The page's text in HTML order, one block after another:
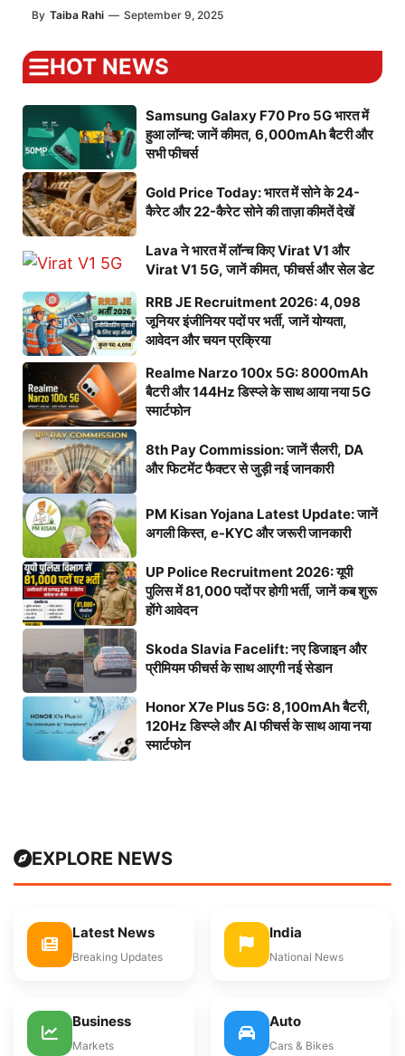
By Taiba Rahi — September 9, 2025
HOT NEWS
Samsung Galaxy F70 Pro 5G भारत में
हुआ लॉन्च: जानें कीमत, 6,000mAh बैटरी और
सभी फीचर्स
Gold Price Today: भारत में सोने के 24-
कैरेट और 22-कैरेट सोने की ताज़ा कीमतें देखें
Lava ने भारत में लॉन्च किए Virat V1 और
Virat V1 5G, जानें कीमत, फीचर्स और सेल डेट
RRB JE Recruitment 2026: 4,098
जूनियर इंजीनियर पदों पर भर्ती, जानें योग्यता,
आवेदन और चयन प्रक्रिया
Realme Narzo 100x 5G: 8000mAh
बैटरी और 144Hz डिस्प्ले के साथ आया नया 5G
स्मार्टफोन
8th Pay Commission: जानें सैलरी, DA
और फिटमेंट फैक्टर से जुड़ी नई जानकारी
PM Kisan Yojana Latest Update: जानें
अगली किस्त, e-KYC और जरूरी जानकारी
UP Police Recruitment 2026: यूपी
पुलिस में 81,000 पदों पर होगी भर्ती, जानें कब शुरू
होंगे आवेदन
Skoda Slavia Facelift: नए डिजाइन और
प्रीमियम फीचर्स के साथ आएगी नई सेडान
Honor X7e Plus 5G: 8,100mAh बैटरी,
120Hz डिस्प्ले और AI फीचर्स के साथ आया नया
स्मार्टफोन
EXPLORE NEWS
Latest News
Breaking Updates
India
National News
Business
Markets
Auto
Cars & Bikes